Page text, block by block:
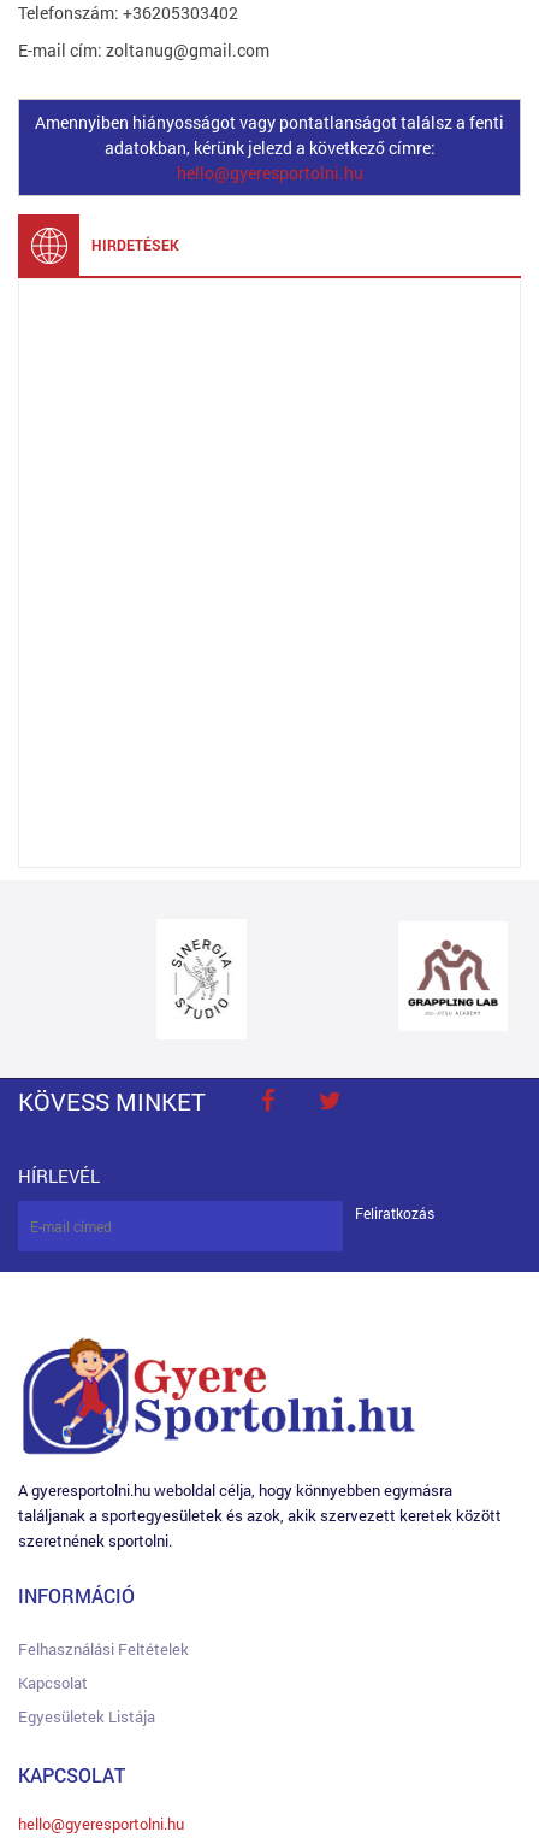
Telefonszám: +36205303402
E-mail cím: zoltanug@gmail.com
Amennyiben hiányosságot vagy pontatlanságot találsz a fenti
adatokban, kérünk jelezd a következő címre:
hello@gyeresportolni.hu
HIRDETÉSEK
KÖVESS MINKET
HÍRLEVÉL
Feliratkozás
A gyeresportolni.hu weboldal célja, hogy könnyebben egymásra
találjanak a sportegyesületek és azok, akik szervezett keretek között
szeretnének sportolni.
INFORMÁCIÓ
Felhasználási Feltételek
Kapcsolat
Egyesületek Listája
KAPCSOLAT
hello@gyeresportolni.hu